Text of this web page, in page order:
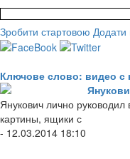
Зробити стартовою Додати
Ключове слово: видео с
Янукович лично
картины, ящики с
- 12.03.2014 18:10